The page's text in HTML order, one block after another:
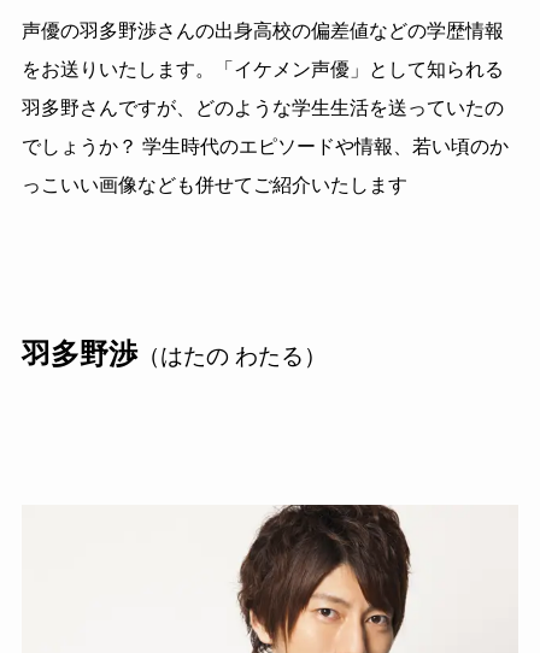
声優の羽多野渉さんの出身高校の偏差値などの学歴情報
をお送りいたします。「イケメン声優」として知られる
羽多野さんですが、どのような学生生活を送っていたの
でしょうか？ 学生時代のエピソードや情報、若い頃のか
っこいい画像なども併せてご紹介いたします
羽多野渉（はたの わたる）